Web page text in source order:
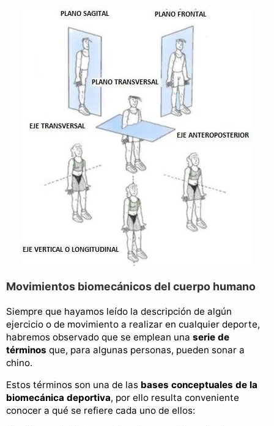
Movimientos biomecánicos del cuerpo humano
Siempre que hayamos leído la descripción de algún
ejercicio o de movimiento a realizar en cualquier deporte,
habremos observado que se emplean una serie de
términos que, para algunas personas, pueden sonar a
chino.
Estos términos son una de las bases conceptuales de la
biomecánica deportiva, por ello resulta conveniente
conocer a qué se refiere cada uno de ellos: